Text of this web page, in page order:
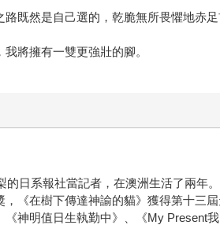
既然是自己選的，乾脆無所畏懼地赤足
將擁有一雙更強壯的腳。
日系報社當記者，在澳洲生活了兩年
《在樹下傳達神諭的貓》獲得第十三
神明值日生執勤中》、《My Present